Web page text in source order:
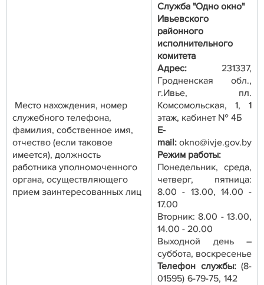
Место нахождения, номер
служебного телефона,
фамилия, собственное имя,
отчество (если таковое
имеется), должность
работника уполномоченного
органа, осуществляющего
прием заинтересованных лиц
Служба "Одно окно"
Ивьевского
районного
исполнительного
комитета
Адрес: 231337,
Гродненская обл.,
г.Ивье, пл.
Комсомольская, 1, 1
этаж, кабинет № 4Б
E-
mail: okno@ivje.gov.by
Режим работы:
Понедельник, среда,
четверг, пятница:
8.00 - 13.00, 14.00 -
17.00
Вторник: 8.00 - 13.00,
14.00 - 20.00
Выходной день –
суббота, воскресенье
Телефон службы:(8-
01595) 6-79-75, 142